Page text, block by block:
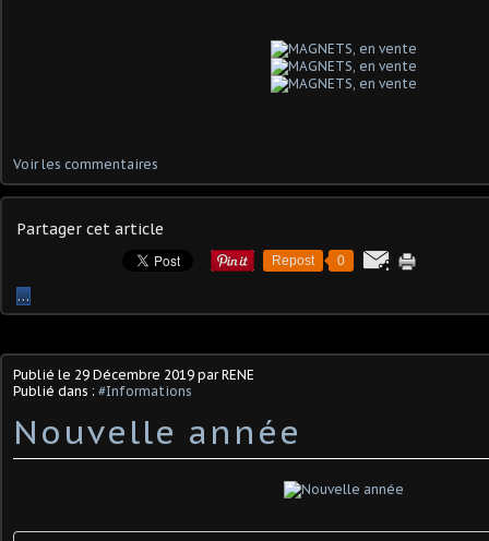
Voir les commentaires
Partager cet article
Repost 0
…
Publié le 29 Décembre 2019 par RENE
Publié dans : #Informations
Nouvelle année